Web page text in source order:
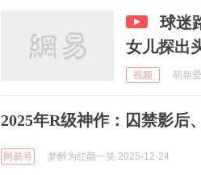
球迷
女儿探出
视频 萌新
2025年R级神作：囚禁影后
网易号 梦醉为红颜一笑 2025-12-24